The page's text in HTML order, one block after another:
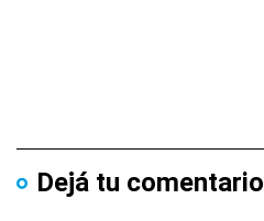
Dejá tu comentario